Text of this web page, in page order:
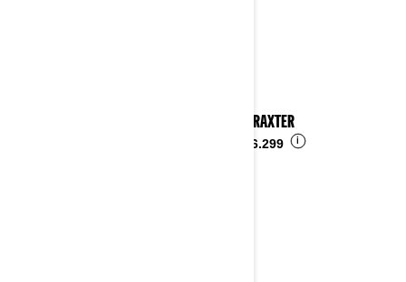
2023 TRAXTER
€ 16.299 i